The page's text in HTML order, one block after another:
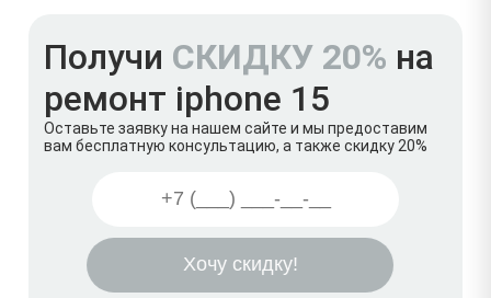
Получи СКИДКУ 20% на
ремонт iphone 15
Оставьте заявку на нашем сайте и мы предоставим
вам бесплатную консультацию, а также скидку 20%